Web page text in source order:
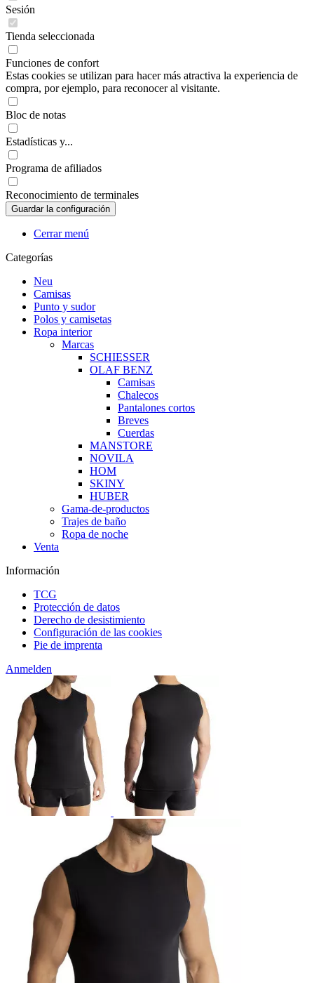
Sesión
Tienda seleccionada
Funciones de confort
Estas cookies se utilizan para hacer más atractiva la experiencia de
compra, por ejemplo, para reconocer al visitante.
Bloc de notas
Estadísticas y...
Programa de afiliados
Reconocimiento de terminales
Cerrar menú
Categorías
Neu
Camisas
Punto y sudor
Polos y camisetas
Ropa interior
Marcas
SCHIESSER
OLAF BENZ
Camisas
Chalecos
Pantalones cortos
Breves
Cuerdas
MANSTORE
NOVILA
HOM
SKINY
HUBER
Gama-de-productos
Trajes de baño
Ropa de noche
Venta
Información
TCG
Protección de datos
Derecho de desistimiento
Configuración de las cookies
Pie de imprenta
Anmelden